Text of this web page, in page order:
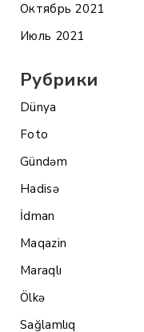
Октябрь 2021
Июль 2021
Рубрики
Dünya
Foto
Gündəm
Hadisə
İdman
Maqazin
Maraqlı
Ölkə
Sağlamlıq